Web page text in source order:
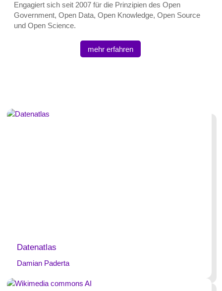
Engagiert sich seit 2007 für die Prinzipien des Open
Government, Open Data, Open Knowledge, Open Source
und Open Science.
mehr erfahren
Datenatlas
Damian Paderta